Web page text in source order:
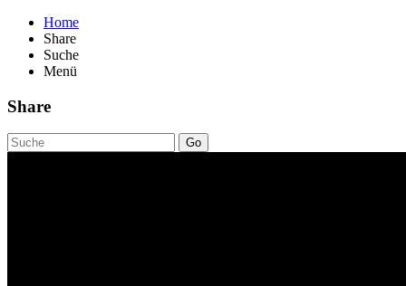
Home
Share
Suche
Menü
Share
Go